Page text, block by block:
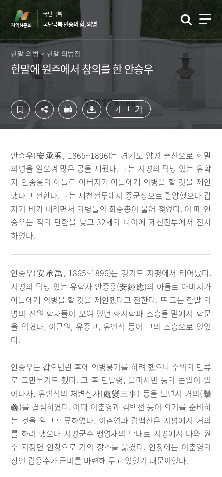
컨
츠
영
하
영
역
국난극복
국난극복 민중의 힘, 의병
한말 의병 > 한말 의병장
한말에 원주에서 창의를 한 안승우
가 가
안승우(安承禹, 1865~1896)는 경기도 양평 출신으로 한말
의병을 일으켜 많은 공을 세웠다. 그는 지평의 덕망 있는 유학
자 안종응의 아들로 아버지가 아들에게 의병을 할 것을 제안
했다고 전한다. 그는 제천전투에서 중군장으로 활양했으나 갑
자기 비가 내리면서 의병들의 화승총이 물어 젖었다. 이 때 안
승우는 적의 탄환을 맞고 32세의 나이에 제천전투에서 전사
하였다.
안승우(安承禹, 1865~1896)는 경기도 지평에서 태어났다.
지평의 덕망 있는 유학자 안종응(安鍾應)의 아들로 아버지가
아들에게 의병을 할 것을 제안했다고 전한다. 또 그는 한말 의
병의 진원 학자들이 모여 있던 화서학파 스승들 밑에서 학문
을 익혔다. 이근원, 유중교, 유인석 등이 그의 스승으로 있었
다.
안승우는 갑오변란 후에 의병봉기를 하려 했으나 주위의 만류
로 그만두기도 했다. 그 후 단발령, 을미사변 등의 큰일이 일
어나자, 유인석의 처변삼사(處變三事) 등을 보면서 거의(擧
義)를 결심하였다. 이때 이춘영과 김백선 등이 의거를 준비하
는 것을 알고 합류하였다. 이춘영과 김백선은 지평에서 거의
를 하려 했으나 지평군수 맹영재의 반대로 지평에서 나와 원
주 지정면 안창으로 거의 장소를 옮겼다. 안창에는 이춘영의
장인 김응수가 군비를 마련해 두고 있었기 때문이었다.